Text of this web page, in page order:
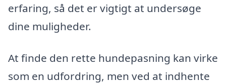
erfaring, så det er vigtigt at undersøge
dine muligheder.
At finde den rette hundepasning kan virke
som en udfordring, men ved at indhente